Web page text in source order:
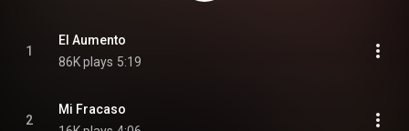
1
El Aumento
86K plays 5:19
2
Mi Fracaso